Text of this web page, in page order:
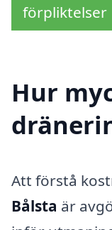
förpliktelser
Hur
Att förstå
Bålsta är